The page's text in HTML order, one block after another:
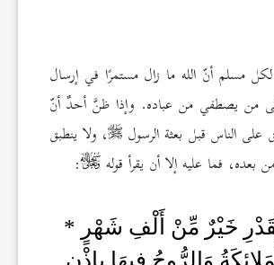
مسلم أنّ الله ما زال مستمرًا في إرسال
من يصطفي من عباده. وإذا ظنَّ أحدٌ أنّ
على الناس قبل بعثة الرسول
، ولا ينطبق
فما عليه إلا أن يقرأ قوله
:
خَيْرٌ مِّنْ أَلْفِ شَهْرٍ *
وَالرُّوحُ فِيهَا بِإِذْنِ